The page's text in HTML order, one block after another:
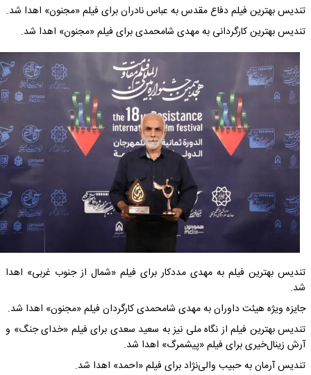
تندیس بهترین فیلم دفاع مقدس به عباس نادران برای فیلم «مجنون» اهدا شد.
تندیس بهترین کارگردانی به مهدی شامحمدی برای فیلم «مجنون» اهدا شد.
تندیس بهترین فیلم به مهدی مددکار برای فیلم‌ «شمال از جنوب غربی» اهدا
شد.
جایزه ویژه هیئت داوران به مهدی شامحمدی کارگردان فیلم «مجنون» اهدا شد.
تندیس بهترین فیلم از نگاه ملی نیز به سعید سعدی برای فیلم «خدای جنگ» و
آرش زینال‌خیری برای فیلم «پیشمرگ» اهدا شد.
تندیس آرمان به حبیب والی‌نژاد برای فیلم «احمد» اهدا شد.